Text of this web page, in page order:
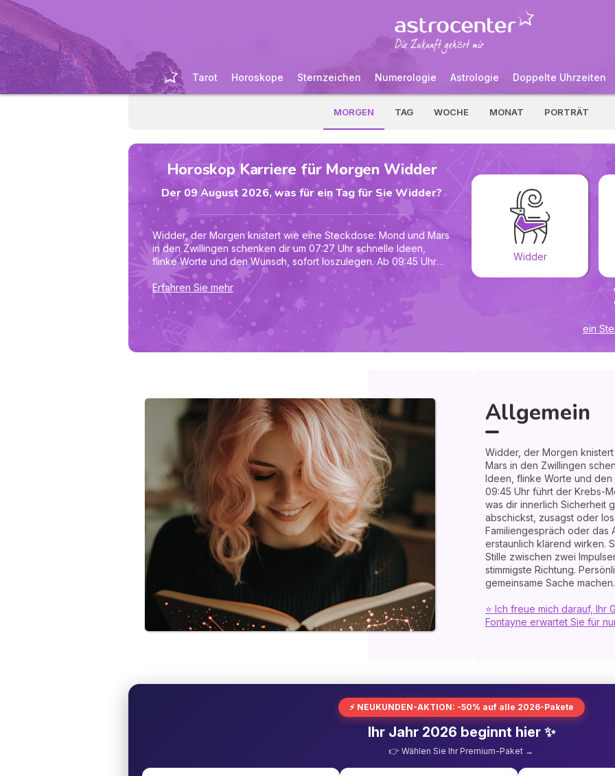
Tarot Horoskope Sternzeichen Numerologie Astrologie Doppelte Uhrzeiten
MORGEN TAG WOCHE MONAT PORTRÄT
Horoskop Karriere für Morgen Widder
Der 09 August 2026, was für ein Tag für Sie Widder?
Widder, der Morgen knistert wie eine Steckdose: Mond und Mars
in den Zwillingen schenken dir um 07:27 Uhr schnelle Ideen,
flinke Worte und den Wunsch, sofort loszulegen. Ab 09:45 Uhr
führt der Krebs-Mond dich jedoch zurück zu dem, was dir
innerlich Sicherheit gibt. Bevor du eine Nachricht abschickst,
zusagst oder lossprintest, atme dreimal tief durch. Ein
Familiengespräch oder das Aufräumen einer Ecke daheim kann
erstaunlich klärend wirken. Spiritueller Rat: Lausche heute der
Stille zwischen zwei Impulsen – dort flüstert deine Seele die
stimmigste Richtung. Persönlich wächst du, wenn Mut und Geduld
Fontayne erwartet Sie für nur 1€!
Erfahren Sie mehr
Widder
ein
Allgemein
Widder, der Morgen
Mars in den Zwillingen
Ideen, flinke Worte und
09:45 Uhr führt der Krebs-
was dir innerlich Sicherheit
abschickst, zusagst oder
Familiengespräch oder das
erstaunlich klärend wirken.
Stille zwischen zwei
stimmigste Richtung.
gemeinsame Sache machen.
⭐ Ich freue mich darauf, Ihr
Fontayne erwartet Sie für
⚡ NEUKUNDEN-AKTION: -50% auf alle 2026-Pakete
Ihr Jahr 2026 beginnt hier ✨
👉 Wählen Sie Ihr Premium-Paket →